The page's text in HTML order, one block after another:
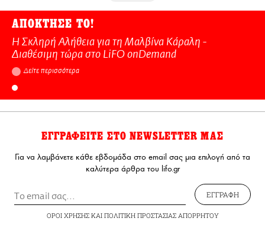
ΑΠΟΚΤΗΣΕ ΤΟ!
Η Σκληρή Αλήθεια για τη Μαλβίνα Κάραλη -
Διαθέσιμη τώρα στo LiFO onDemand
Δείτε περισσότερα
ΕΓΓΡΑΦΕΙΤΕ ΣΤΟ NEWSLETTER ΜΑΣ
Για να λαμβάνετε κάθε εβδομάδα στο email σας μια επιλογή από τα
καλύτερα άρθρα του lifo.gr
ΕΓΓΡΑΦΗ
ΟΡΟΙ ΧΡΗΣΗΣΚΑΙ ΠΟΛΙΤΙΚΗ ΠΡΟΣΤΑΣΙΑΣ ΑΠΟΡΡΗΤΟΥ